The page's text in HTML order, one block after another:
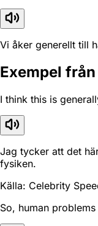
Vi åker generellt till
Exempel
I think this is
Jag tycker att det
fysiken.
Källa: Celebrity
So, human